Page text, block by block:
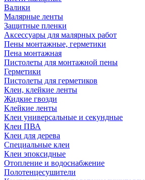
Валики
Малярные ленты
Защитные пленки
Аксессуары для малярных работ
Пены монтажные, герметики
Пена монтажная
Пистолеты для монтажной пены
Герметики
Пистолеты для герметиков
Клеи, клейкие ленты
Жидкие гвозди
Клейкие ленты
Клеи универсальные и секундные
Клеи ПВА
Клеи для дерева
Специальные клеи
Клеи эпоксидные
Отопление и водоснабжение
Полотенцесушители